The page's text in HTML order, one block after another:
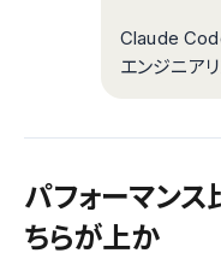
Claude
エンジニア
パフォーマンス
ちらが上か